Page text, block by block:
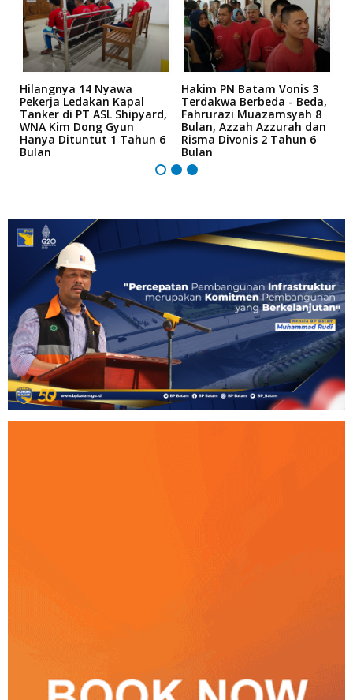
Hilangnya 14 Nyawa
Pekerja Ledakan Kapal
Tanker di PT ASL Shipyard,
WNA Kim Dong Gyun
Hanya Dituntut 1 Tahun 6
Bulan
Hakim PN Batam Vonis 3
Terdakwa Berbeda - Beda,
Fahrurazi Muazamsyah 8
Bulan, Azzah Azzurah dan
Risma Divonis 2 Tahun 6
Bulan